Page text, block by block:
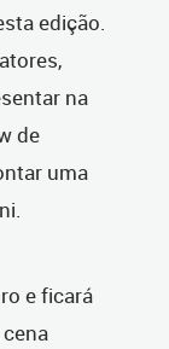
edição.
na
de
uma
e ficará